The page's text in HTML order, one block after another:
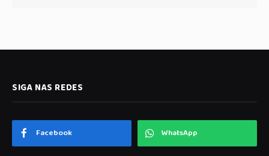
SIGA NAS REDES
Facebook WhatsApp